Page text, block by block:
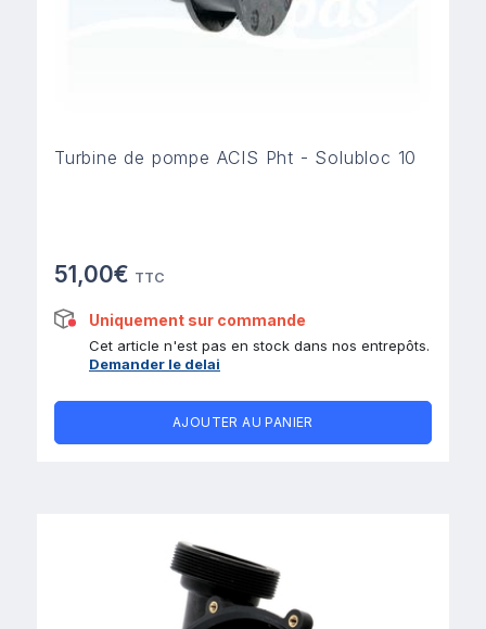
Turbine de pompe ACIS Pht - Solubloc 10
51,00€ TTC
Uniquement sur commande
Cet article n'est pas en stock dans nos entrepôts.
Demander le delai
AJOUTER AU PANIER